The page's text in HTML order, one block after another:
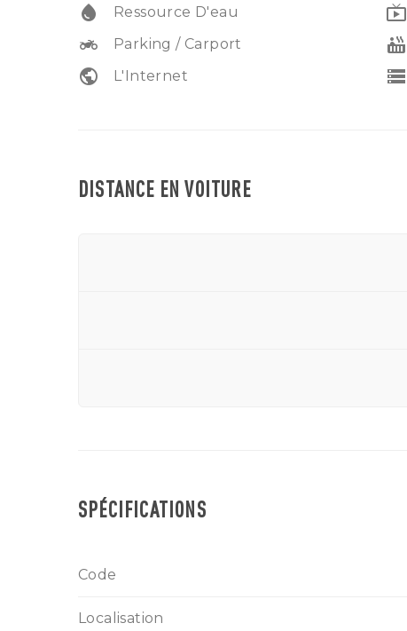
water_drop Ressource D'eau live_tv
two_wheeler Parking / Carport hot_tub
public L'Internet storage
DISTANCE EN VOITURE
SPÉCIFICATIONS
Code
Localisation